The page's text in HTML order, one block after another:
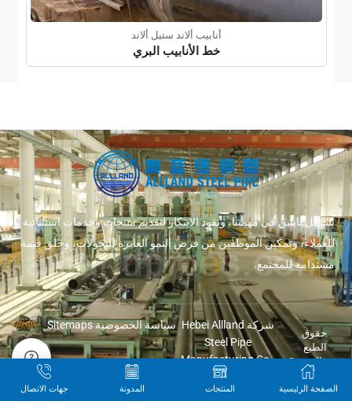
أنابيب ألاند ستيل ألاند
خط الأنابيب البري
الصفحة الرئيسية المنتجات المدونة جهات الاتصال
سنظل ثابتين في مهمتنا، ونقود الابتكار لتقديم منتجات وخدمات استثنائية
للعملاء، وتمكين الموظفين من فرص النمو العابرة للتحولات، وخلق قيمة
مستدامة للمجتمع.
حقوق
الطبع
والنشر ©
2026
شركة Hebei Allland
Steel Pipe
Manufacturing Co.,
Ltd.
سياسة الخصوصيةSitemaps